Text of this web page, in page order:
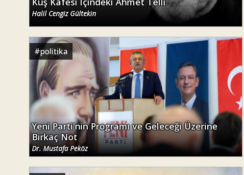
Halil Cengiz Gültekin
#politika
Yeni Parti'nin Programı ve Geleceği Üzerine
Birkaç Not
Dr. Mustafa Peköz